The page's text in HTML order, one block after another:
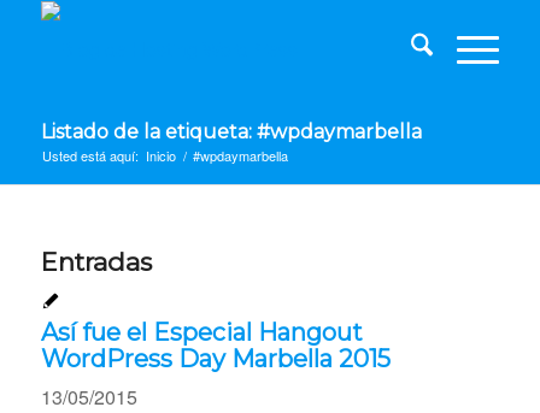
Listado de la etiqueta: #wpdaymarbella
Usted está aquí: Inicio / #wpdaymarbella
Entradas
Así fue el Especial Hangout
WordPress Day Marbella 2015
13/05/2015